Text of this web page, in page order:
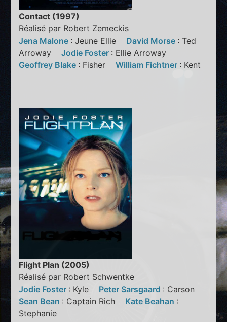
Contact (1997)
Réalisé par Robert Zemeckis
Jena Malone : Jeune Ellie David Morse : Ted
ArrowayJodie Foster : Ellie Arroway
Geoffrey Blake : FisherWilliam Fichtner : Kent
Flight Plan (2005)
Réalisé par Robert Schwentke
Jodie Foster : Kyle Peter Sarsgaard : Carson
Sean Bean : Captain Rich Kate Beahan :
Stephanie